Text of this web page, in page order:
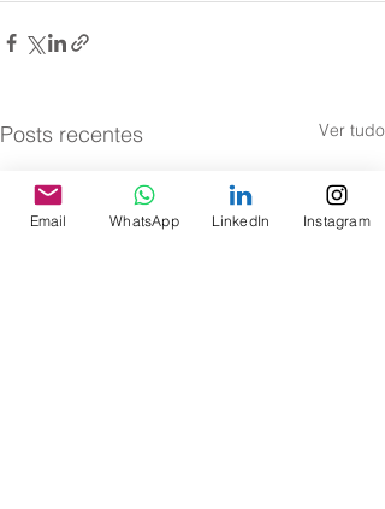
Posts recentes Ver tudo
Email WhatsApp LinkedIn Instagram